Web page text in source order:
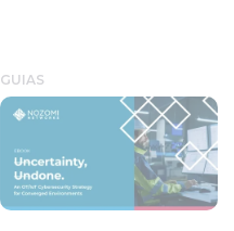
GUIAS